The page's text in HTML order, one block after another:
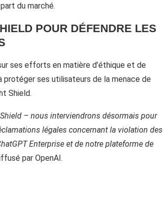
du marché.
POUR DÉFENDRE LES
ses efforts en matière d’éthique et de
ses utilisateurs de la menace de
Shield.
– nous interviendrons désormais pour
légales concernant la violation des
Enterprise et de notre plateforme de
par OpenAI.